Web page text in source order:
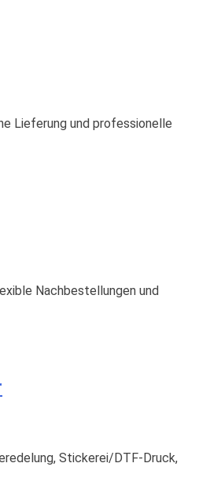
Lieferung und professionelle
Nachbestellungen und
Stickerei/DTF-Druck,